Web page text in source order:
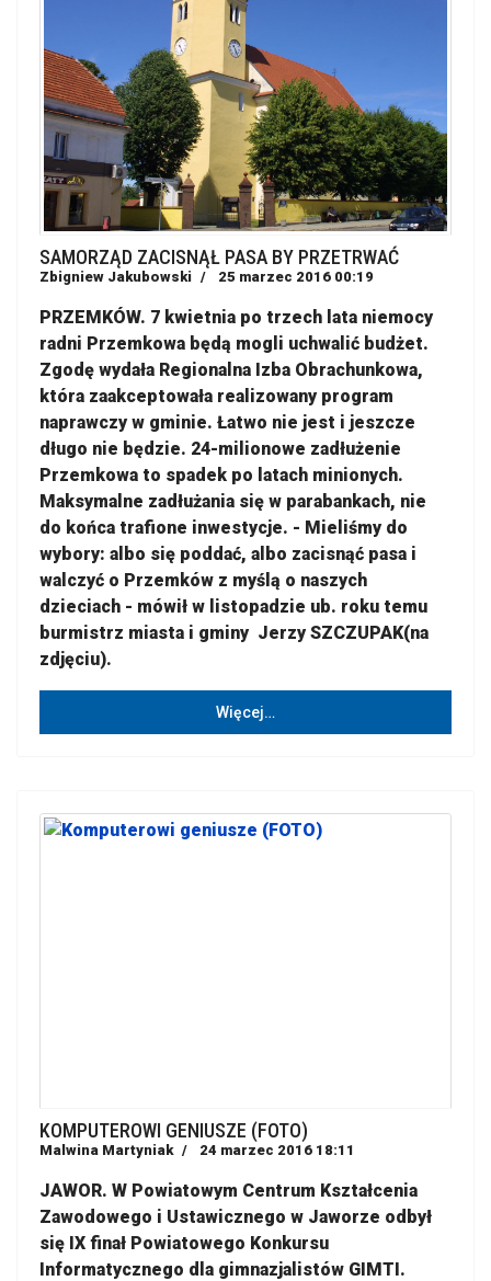
SAMORZĄD ZACISNĄŁ PASA BY PRZETRWAĆ
Zbigniew Jakubowski 25 marzec 2016 00:19
PRZEMKÓW. 7 kwietnia po trzech lata niemocy
radni Przemkowa będą mogli uchwalić budżet.
Zgodę wydała Regionalna Izba Obrachunkowa,
która zaakceptowała realizowany program
naprawczy w gminie. Łatwo nie jest i jeszcze
długo nie będzie. 24-milionowe zadłużenie
Przemkowa to spadek po latach minionych.
Maksymalne zadłużania się w parabankach, nie
do końca trafione inwestycje. - Mieliśmy do
wybory: albo się poddać, albo zacisnąć pasa i
walczyć o Przemków z myślą o naszych
dzieciach - mówił w listopadzie ub. roku temu
burmistrz miasta i gminy Jerzy SZCZUPAK(na
zdjęciu).
Więcej…
KOMPUTEROWI GENIUSZE (FOTO)
Malwina Martyniak 24 marzec 2016 18:11
JAWOR. W Powiatowym Centrum Kształcenia
Zawodowego i Ustawicznego w Jaworze odbył
się IX finał Powiatowego Konkursu
Informatycznego dla gimnazjalistów GIMTI.